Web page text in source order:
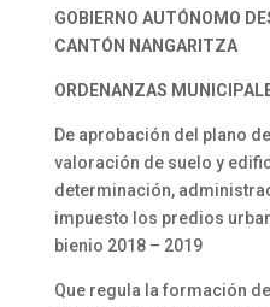
GOBIERNO AUTÓNOMO
CANTÓN NANGARITZA
ORDENANZAS
De aprobación del plano
valoración de suelo y
determinación,
impuesto los predios
bienio 2018 – 2019
Que regula la formación